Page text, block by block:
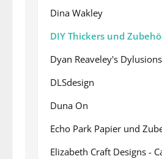
Dina Wakley
DIY Thickers und
Dyan Reaveley's Dylusions
DLSdesign
Duna On
Echo Park Papier und
Elizabeth Craft Designs -